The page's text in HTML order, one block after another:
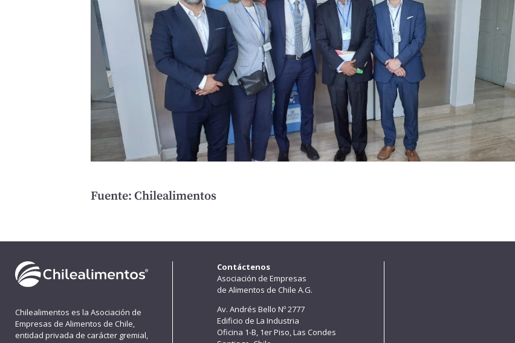
Fuente: Chilealimentos
Chilealimentos es la Asociación de
Empresas de Alimentos de Chile,
entidad privada de carácter gremial,
Contáctenos
Asociación de Empresas
de Alimentos de Chile A.G.
Av. Andrés Bello Nº 2777
Edificio de La Industria
Oficina 1-B, 1er Piso, Las Condes